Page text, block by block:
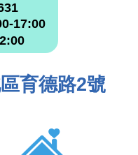
17:00
育德路2號